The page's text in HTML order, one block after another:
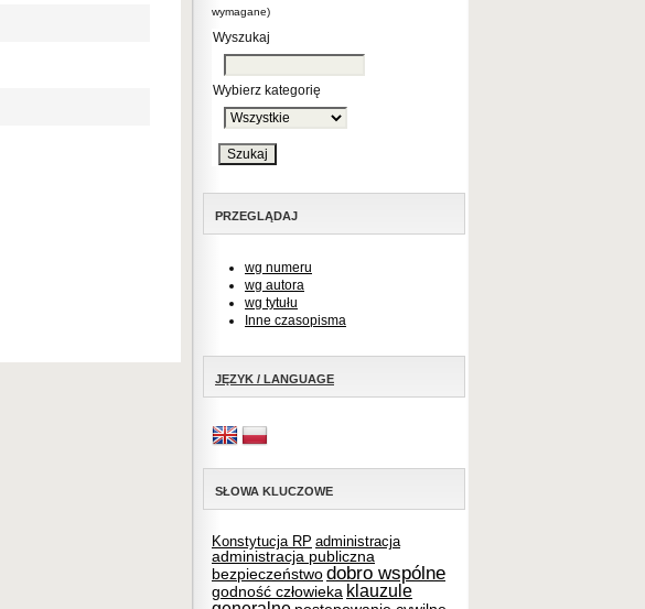
wymagane)
Wyszukaj
Wybierz kategorię
PRZEGLĄDAJ
wg numeru
wg autora
wg tytułu
Inne czasopisma
JĘZYK / LANGUAGE
SŁOWA KLUCZOWE
Konstytucja RP administracja
administracja publiczna
bezpieczeństwo dobro wspólne
godność człowieka klauzule